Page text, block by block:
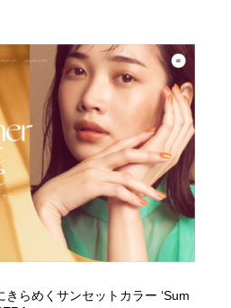
らめくサンセットカラー ‘Sum